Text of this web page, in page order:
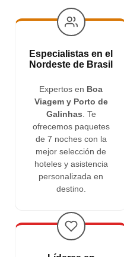
Especialistas en el
Nordeste de Brasil
Expertos en Boa
Viagem y Porto de
Galinhas . Te
ofrecemos paquetes
de 7 noches con la
mejor selección de
hoteles y asistencia
personalizada en
destino.